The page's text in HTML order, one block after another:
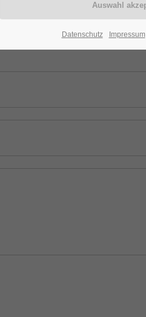
Datenschutz Impressum